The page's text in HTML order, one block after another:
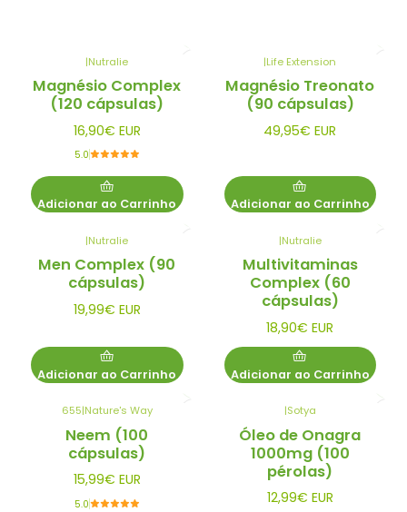
|Nutralie
Magnésio Complex
(120 cápsulas)
16,90€ EUR
5.0
Adicionar ao Carrinho
|Life Extension
Magnésio Treonato
(90 cápsulas)
49,95€ EUR
Adicionar ao Carrinho
|Nutralie
Men Complex (90
cápsulas)
19,99€ EUR
Adicionar ao Carrinho
|Nutralie
Multivitaminas
Complex (60
cápsulas)
18,90€ EUR
Adicionar ao Carrinho
655|Nature's Way
Neem (100
cápsulas)
15,99€ EUR
5.0
|Sotya
Óleo de Onagra
1000mg (100
pérolas)
12,99€ EUR